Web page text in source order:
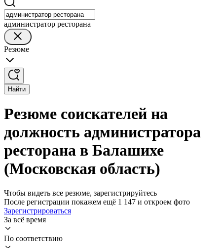
администратор ресторана
Резюме
Найти
Резюме соискателей на
должность администратора
ресторана в Балашихе
(Московская область)
Чтобы видеть все резюме, зарегистрируйтесь
После регистрации покажем ещё 1 147 и откроем фото
Зарегистрироваться
За всё время
По соответствию